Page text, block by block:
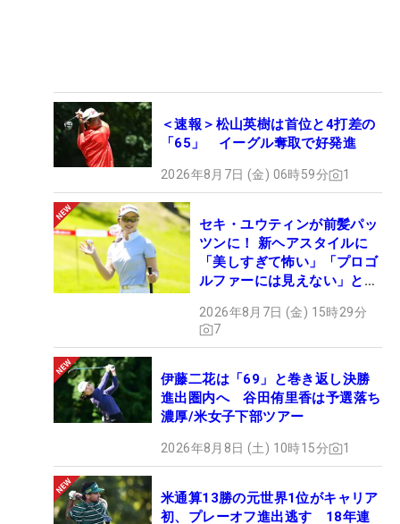
＜速報＞松山英樹は首位と4打差の
「65」 イーグル奪取で好発進
2026年8月7日 (金) 06時59分 1
セキ・ユウティンが前髪パッ
ツンに！ 新ヘアスタイルに
「美しすぎて怖い」「プロゴ
ルファーには見えない」とコ
2026年8月7日 (金) 15時29分
7
伊藤二花は「69」と巻き返し決勝
進出圏内へ 谷田侑里香は予選落ち
濃厚/米女子下部ツアー
2026年8月8日 (土) 10時15分 1
米通算13勝の元世界1位がキャリア
初、プレーオフ進出逃す 18年連